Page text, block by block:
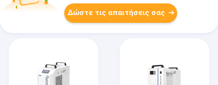
Δώστε τις απαιτήσεις σας